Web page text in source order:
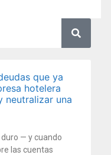
que ya
hotelera
neutralizar una
duro — y cuando
las cuentas